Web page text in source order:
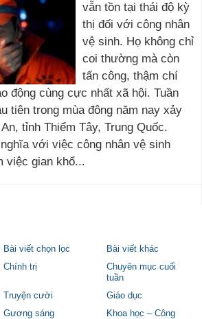
vẫn tồn tại thái độ kỳ
thị đối với công nhân
vệ sinh. Họ không chỉ
coi thường mà còn
tấn công, thậm chí
động cùng cực nhất xã hội. Tuần
tiên trong mùa đông năm nay xảy
tỉnh Thiểm Tây, Trung Quốc.
với việc công nhân vệ sinh
việc gian khổ...
Bài viết chọn lọc
Bài viết khác
Chính trị
Chuyên mục cuối
tuần
Truyện cười
Giáo dục
Gương sáng
Khoa học – Công